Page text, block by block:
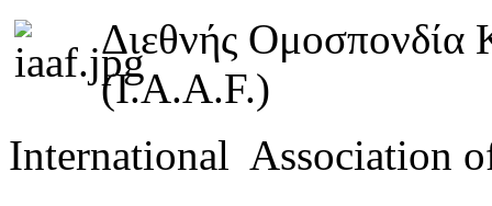
Διεθνής Ομοσπονδία
(I.A.A.F.)
International Association